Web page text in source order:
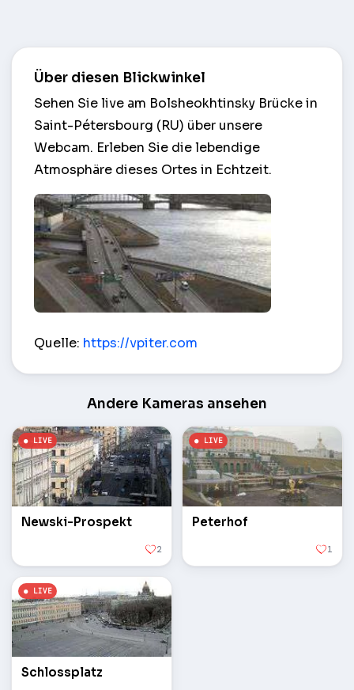
Über diesen Blickwinkel
Sehen Sie live am Bolsheokhtinsky Brücke in
Saint-Pétersbourg (RU) über unsere
Webcam. Erleben Sie die lebendige
Atmosphäre dieses Ortes in Echtzeit.
Quelle: https://vpiter.com
Andere Kameras ansehen
Newski-Prospekt
2
Peterhof
1
Schlossplatz